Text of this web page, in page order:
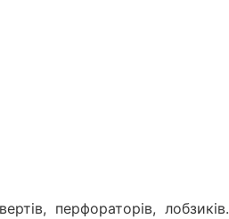
перфораторів, лобзиків.